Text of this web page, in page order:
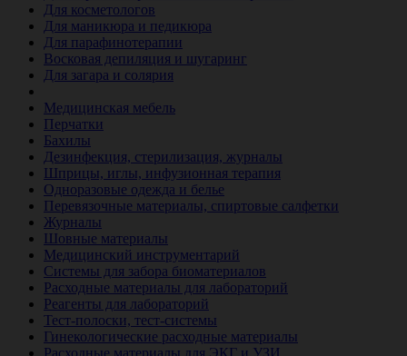
Для косметологов
Для маникюра и педикюра
Для парафинотерапии
Восковая депиляция и шугаринг
Для загара и солярия
Медицинская мебель
Перчатки
Бахилы
Дезинфекция, стерилизация, журналы
Шприцы, иглы, инфузионная терапия
Одноразовые одежда и белье
Перевязочные материалы, спиртовые салфетки
Журналы
Шовные материалы
Медицинский инструментарий
Системы для забора биоматериалов
Расходные материалы для лабораторий
Реагенты для лабораторий
Тест-полоски, тест-системы
Гинекологические расходные материалы
Расходные материалы для ЭКГ и УЗИ